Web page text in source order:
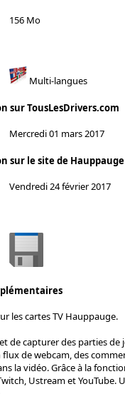
156 Mo
Multi-langues
sur TousLesDrivers.com
Mercredi 01 mars 2017
sur le site de Hauppauge
Vendredi 24 février 2017
les cartes TV Hauppauge.
de capturer des parties
flux de webcam, des
la vidéo. Grâce à la
Ustream et YouTube.